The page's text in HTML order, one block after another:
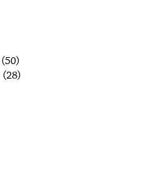
(50)
(28)